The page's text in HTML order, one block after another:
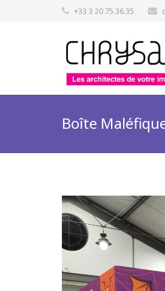
+33 3 20.75.36.35
Boîte